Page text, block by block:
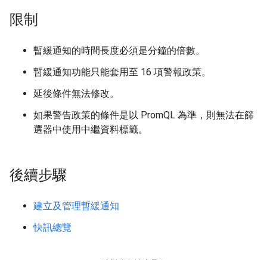
限制
暫緩通知的時間長度必須是分鐘的倍數。
暫緩通知功能只能套用至 16 項警報政策。
延後條件無法修改。
如果警告政策的條件是以 PromQL 為準，則無法在篩
選器中使用中繼資料標籤。
後續步驟
建立及管理暫緩通知
快訊總覽